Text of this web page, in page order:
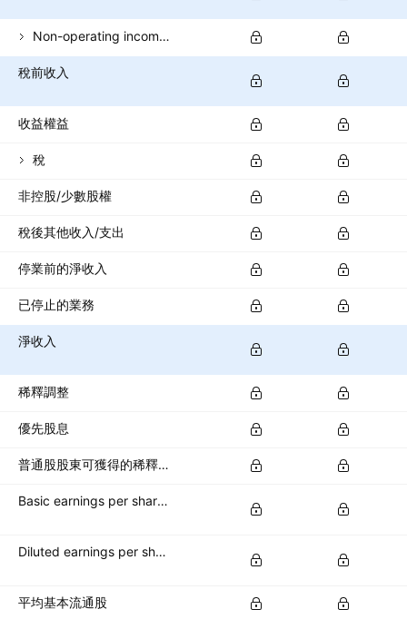
Non-operating income (total)
稅前收入
收益權益
稅
非控股/少數股權
稅後其他收入/支出
停業前的淨收入
已停止的業務
淨收入
稀釋調整
優先股息
普通股股東可獲得的稀釋淨收入
Basic earnings per share (basic EPS)
Diluted earnings per share (diluted EPS)
平均基本流通股